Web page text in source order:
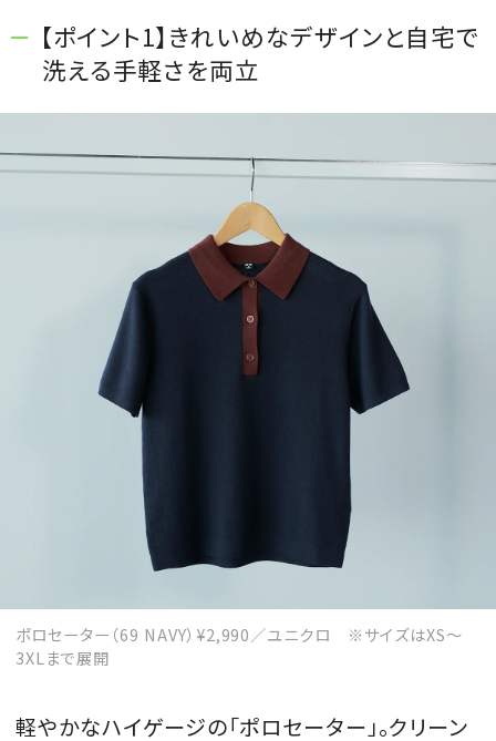
MAGAZINE
SPUR 2026 JULY
2026年9月号
2026-07-23発売
最新号を試し読み
【ポイント1】きれいめなデザインと自宅で
洗える手軽さを両立
ポロセーター（69 NAVY）¥2,990／ユニクロ ※サイズはXS〜
3XLまで展開
軽やかなハイゲージの「ポロセーター」。クリーン